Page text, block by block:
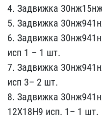
4. Задвижка
5.​ Задвижка
6. Зад​вижка
исп 1 – 1 ​шт.
7. Задвижка
​исп 3– 2 шт.
8. Задвижка​
12Х18Н9 исп. 1– 1 шт​.